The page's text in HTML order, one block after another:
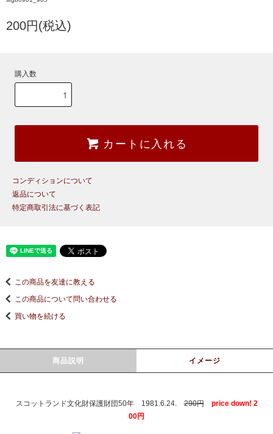
200円(税込)
購入数
カートに入れる
コンディションについて
返品について
特定商取引法に基づく表記
この商品を友達に教える
この商品について問い合わせる
買い物を続ける
商品説明 イメージ
スコットランド文化財保護財団50年 1981.6.24.290円
price down! 2
00円